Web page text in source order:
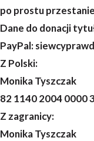
po prostu
Dane do donacji
PayPal:
Z Polski:
Monika Tyszczak
82 1140 2004 0000
Z zagranicy:
Monika Tyszczak